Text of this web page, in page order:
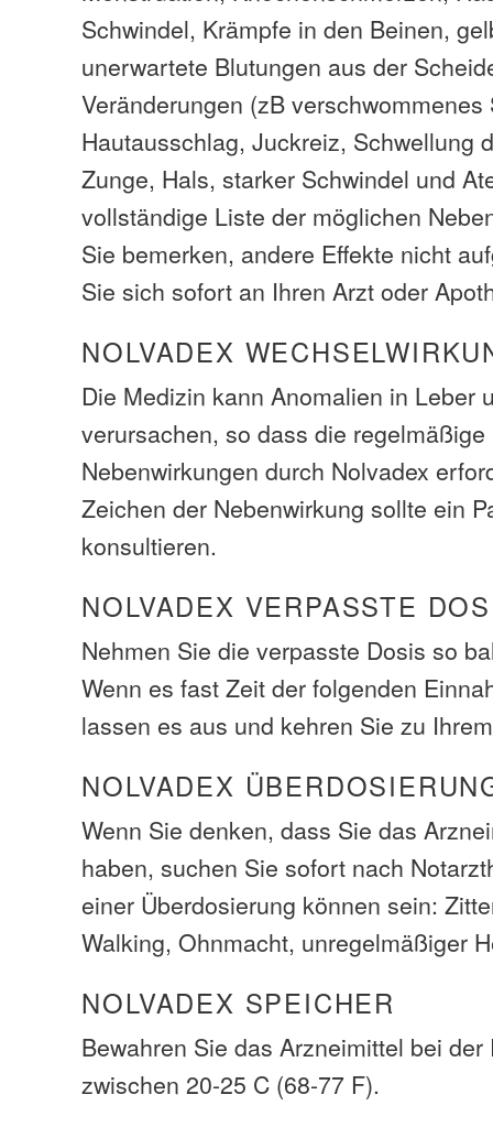
Schwindel, Krämpfe in den Beinen,
unerwartete Blutungen aus der
Veränderungen (zB verschwommenes
Hautausschlag, Juckreiz, Schwellung
Zunge, Hals, starker Schwindel und
vollständige Liste der möglichen
Sie bemerken, andere Effekte nicht
Sie sich sofort an Ihren Arzt oder
NOLVADEX
Die Medizin kann Anomalien in Leber
verursachen, so dass die
Nebenwirkungen durch Nolvadex
Zeichen der Nebenwirkung sollte ein
konsultieren.
NOLVADEX VERPASSTE
Nehmen Sie die verpasste Dosis so
Wenn es fast Zeit der folgenden
lassen es aus und kehren Sie zu
NOLVADEX
Wenn Sie denken, dass Sie das
haben, suchen Sie sofort nach
einer Überdosierung können sein:
Walking, Ohnmacht, unregelmäßiger
NOLVADEX SPEICHER
Bewahren Sie das Arzneimittel bei
zwischen 20-25 C (68-77 F).